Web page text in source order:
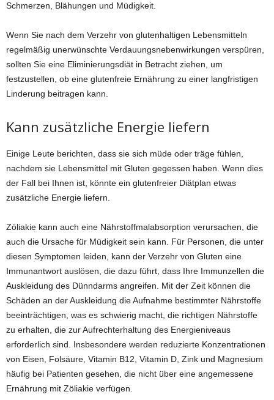
Schmerzen, Blähungen und Müdigkeit.
Wenn Sie nach dem Verzehr von glutenhaltigen Lebensmitteln
regelmäßig unerwünschte Verdauungsnebenwirkungen verspüren,
sollten Sie eine Eliminierungsdiät in Betracht ziehen, um
festzustellen, ob eine glutenfreie Ernährung zu einer langfristigen
Linderung beitragen kann.
Kann zusätzliche Energie liefern
Einige Leute berichten, dass sie sich müde oder träge fühlen,
nachdem sie Lebensmittel mit Gluten gegessen haben. Wenn dies
der Fall bei Ihnen ist, könnte ein glutenfreier Diätplan etwas
zusätzliche Energie liefern.
Zöliakie kann auch eine Nährstoffmalabsorption verursachen, die
auch die Ursache für Müdigkeit sein kann. Für Personen, die unter
diesen Symptomen leiden, kann der Verzehr von Gluten eine
Immunantwort auslösen, die dazu führt, dass Ihre Immunzellen die
Auskleidung des Dünndarms angreifen. Mit der Zeit können die
Schäden an der Auskleidung die Aufnahme bestimmter Nährstoffe
beeinträchtigen, was es schwierig macht, die richtigen Nährstoffe
zu erhalten, die zur Aufrechterhaltung des Energieniveaus
erforderlich sind. Insbesondere werden reduzierte Konzentrationen
von Eisen, Folsäure, Vitamin B12, Vitamin D, Zink und Magnesium
häufig bei Patienten gesehen, die nicht über eine angemessene
Ernährung mit Zöliakie verfügen.